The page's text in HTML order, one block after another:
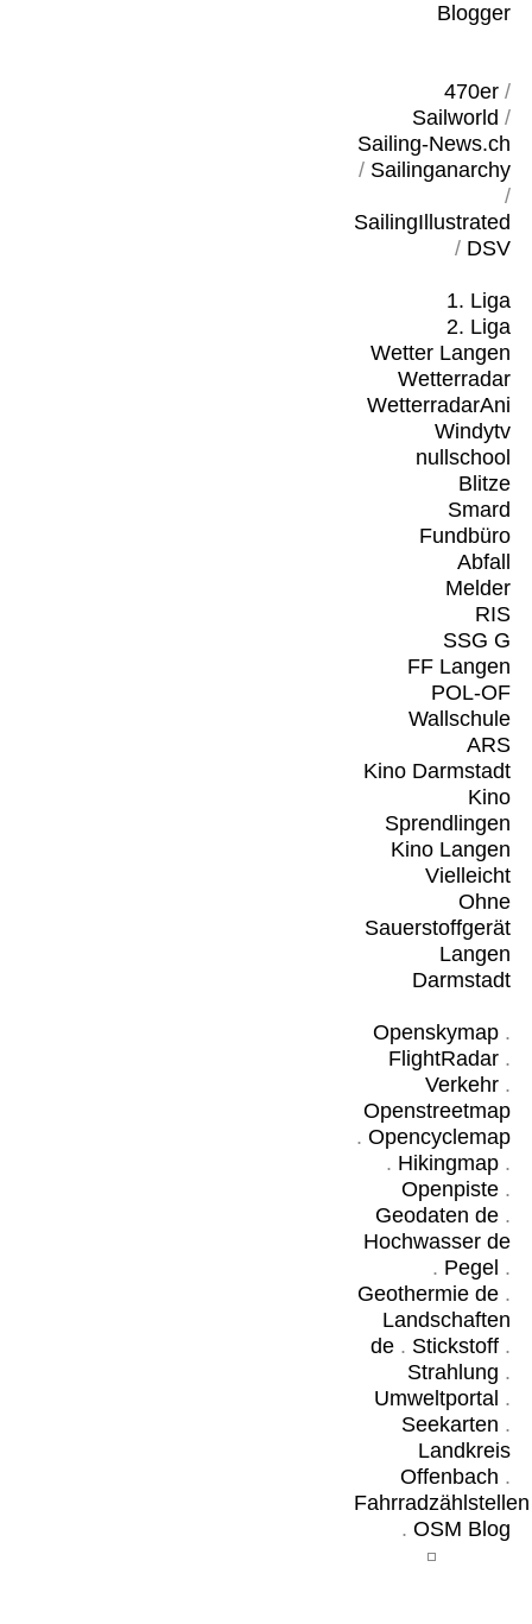
Blogger
470er/
Sailworld /
Sailing-News.ch
/ Sailinganarchy
/
SailingIllustrated
/ DSV
1. Liga
2. Liga
Wetter Langen
Wetterradar
WetterradarAni
Windytv
nullschool
Blitze
Smard
Fundbüro
Abfall
Melder
RIS
SSG G
FF Langen
POL-OF
Wallschule
ARS
Kino Darmstadt
Kino
Sprendlingen
Kino Langen
Vielleicht
Ohne
Sauerstoffgerät
Langen
Darmstadt
Openskymap.
FlightRadar.
Verkehr.
Openstreetmap
. Opencyclemap
. Hikingmap.
Openpiste.
Geodaten de.
Hochwasser de
. Pegel .
Geothermie de.
Landschaften
de. Stickstoff.
Strahlung .
Umweltportal .
Seekarten .
Landkreis
Offenbach .
Fahrradzählstellen
. OSM Blog